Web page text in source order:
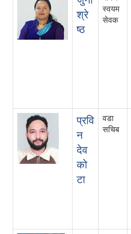
श्रे
ष्ठ
स्वयम
सेवक
प्रवि
न
देव
को
टा
वडा
सचिब